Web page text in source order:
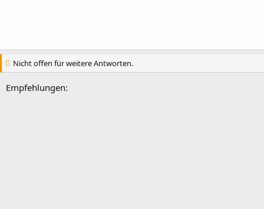
Nicht offen für weitere Antworten.
Empfehlungen: